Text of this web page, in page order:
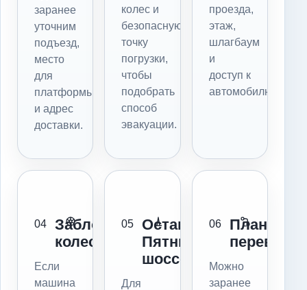
заранее
уточним
подъезд,
место
для
платформы
и адрес
доставки.
колес и
безопасную
точку
погрузки,
чтобы
подобрать
способ
эвакуации.
проезда,
этаж,
шлагбаум
и
доступ к
автомобилю.
04
Заблокированы
колеса
Если
машина
05
Остановка:
Пятницкое
шоссе
Для
06
Плановая
перевозка
Можно
заранее